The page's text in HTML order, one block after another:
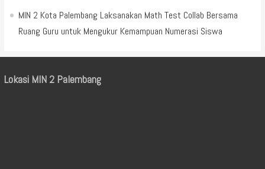
MIN 2 Kota Palembang Laksanakan Math Test Collab Bersama
Ruang Guru untuk Mengukur Kemampuan Numerasi Siswa
Lokasi MIN 2 Palembang